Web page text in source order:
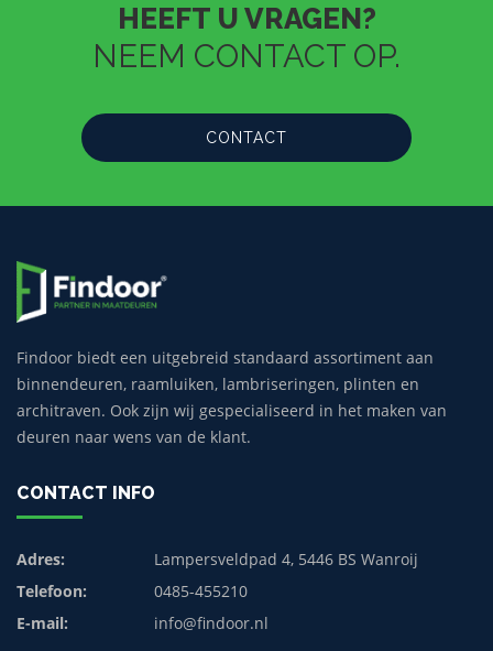
HEEFT U VRAGEN?
NEEM CONTACT OP.
CONTACT
Findoor biedt een uitgebreid standaard assortiment aan
binnendeuren, raamluiken, lambriseringen, plinten en
architraven. Ook zijn wij gespecialiseerd in het maken van
deuren naar wens van de klant.
CONTACT INFO
Adres:
Lampersveldpad 4, 5446 BS Wanroij
Telefoon:
0485-455210
E-mail:
info@findoor.nl